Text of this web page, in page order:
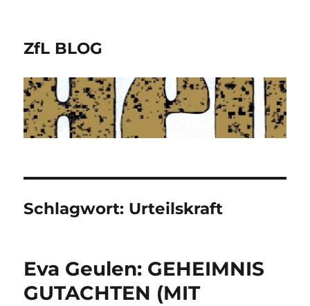
ZfL BLOG
Schlagwort: Urteilskraft
Eva Geulen: GEHEIMNIS
GUTACHTEN (MIT